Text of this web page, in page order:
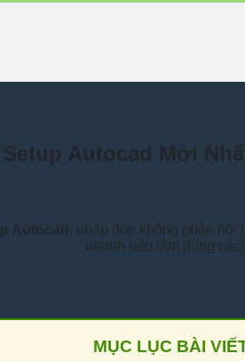
Autocad Mới
Autocad , nhấp đúp không phản
nhanh nếu làm đúng
MỤC LỤC BÀI